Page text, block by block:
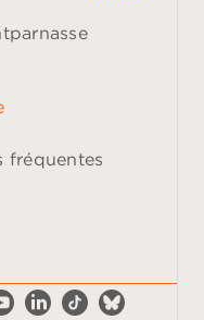
fréquentes